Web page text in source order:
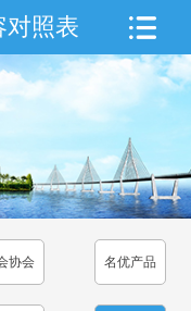
对照表
协会 名优产品